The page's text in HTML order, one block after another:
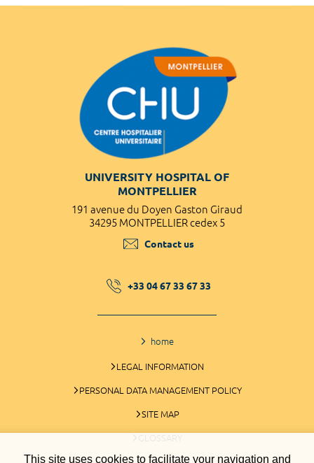
This site uses cookies to facilitate your navigation and
UNIVERSITY HOSPITAL OF
MONTPELLIER
191 avenue du Doyen Gaston Giraud
34295 MONTPELLIER cedex 5
Contact us
+33 04 67 33 67 33
home
LEGAL INFORMATION
PERSONAL DATA MANAGEMENT POLICY
SITE MAP
GLOSSARY